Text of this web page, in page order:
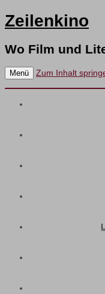
Zeilenkino
Wo Film und
Menü Zum Inhalt